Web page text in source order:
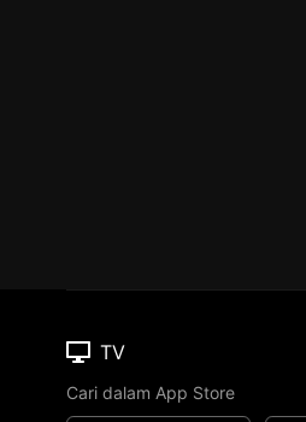
TV
Cari dalam App Store